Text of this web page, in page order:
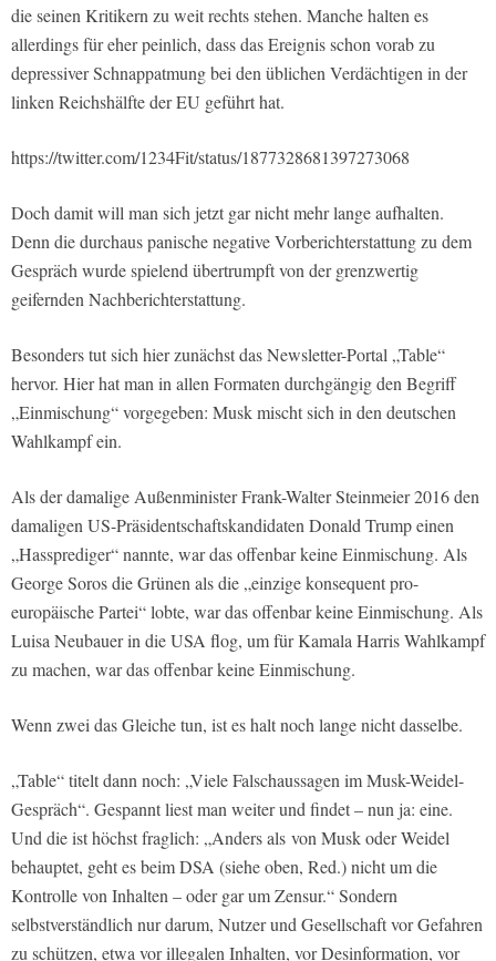
die seinen Kritikern zu weit rechts stehen. Manche halten es
allerdings für eher peinlich, dass das Ereignis schon vorab zu
depressiver Schnappatmung bei den üblichen Verdächtigen in der
linken Reichshälfte der EU geführt hat.
https://twitter.com/1234Fit/status/1877328681397273068
Doch damit will man sich jetzt gar nicht mehr lange aufhalten.
Denn die durchaus panische negative Vorberichterstattung zu dem
Gespräch wurde spielend übertrumpft von der grenzwertig
geifernden Nachberichterstattung.
Besonders tut sich hier zunächst das Newsletter-Portal „Table“
hervor. Hier hat man in allen Formaten durchgängig den Begriff
„Einmischung“ vorgegeben: Musk mischt sich in den deutschen
Wahlkampf ein.
Als der damalige Außenminister Frank-Walter Steinmeier 2016 den
damaligen US-Präsidentschaftskandidaten Donald Trump einen
„Hassprediger“ nannte, war das offenbar keine Einmischung. Als
George Soros die Grünen als die „einzige konsequent pro-
europäische Partei“ lobte, war das offenbar keine Einmischung. Als
Luisa Neubauer in die USA flog, um für Kamala Harris Wahlkampf
zu machen, war das offenbar keine Einmischung.
Wenn zwei das Gleiche tun, ist es halt noch lange nicht dasselbe.
„Table“ titelt dann noch: „Viele Falschaussagen im Musk-Weidel-
Gespräch“. Gespannt liest man weiter und findet – nun ja: eine.
Und die ist höchst fraglich: „Anders als von Musk oder Weidel
behauptet, geht es beim DSA (siehe oben, Red.) nicht um die
Kontrolle von Inhalten – oder gar um Zensur.“ Sondern
selbstverständlich nur darum, Nutzer und Gesellschaft vor Gefahren
zu schützen, etwa vor illegalen Inhalten, vor Desinformation, vor